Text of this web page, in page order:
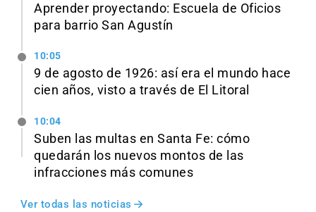
Aprender proyectando: Escuela de Oficios
para barrio San Agustín
10:05
9 de agosto de 1926: así era el mundo hace
cien años, visto a través de El Litoral
10:04
Suben las multas en Santa Fe: cómo
quedarán los nuevos montos de las
infracciones más comunes
Ver todas las noticias